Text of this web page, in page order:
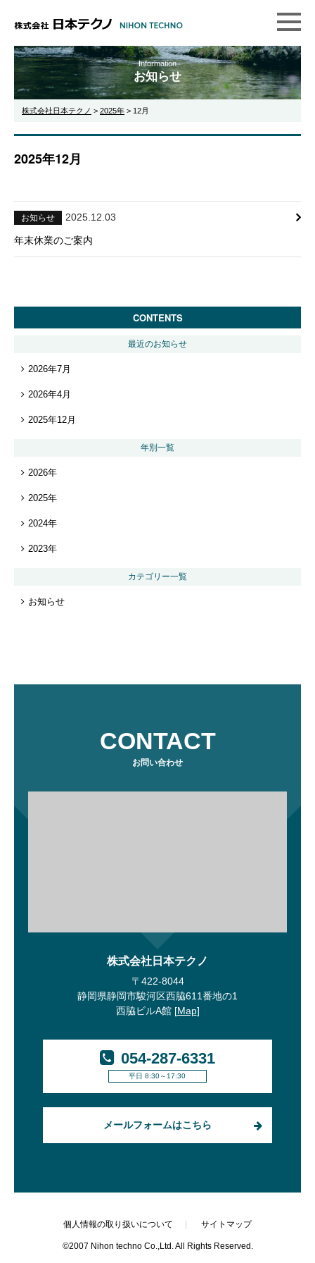
Information
お知らせ
株式会社日本テクノ > 2025年 > 12月
2025年12月
お知らせ 2025.12.03
年末休業のご案内
CONTENTS
最近のお知らせ
2026年7月
2026年4月
2025年12月
年別一覧
2026年
2025年
2024年
2023年
カテゴリー一覧
お知らせ
CONTACT
お問い合わせ
株式会社日本テクノ
〒422-8044
静岡県静岡市駿河区西脇611番地の1
西脇ビルA館 [Map]
054-287-6331
平日 8:30～17:30
メールフォームはこちら
個人情報の取り扱いについて サイトマップ
©2007 Nihon techno Co.,Ltd. All Rights Reserved.